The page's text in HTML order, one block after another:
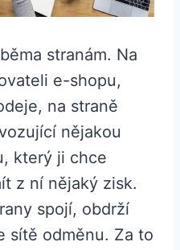
stranám. Na
e-shopu,
na straně
nějakou
který ji chce
z ní nějaký zisk.
spojí, obdrží
sítě odměnu. Za to